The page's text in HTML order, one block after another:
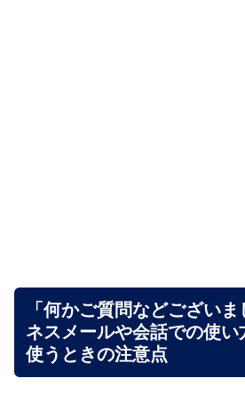
「何かご質問などござい
ネスメールや会話での使い
使うときの注意点